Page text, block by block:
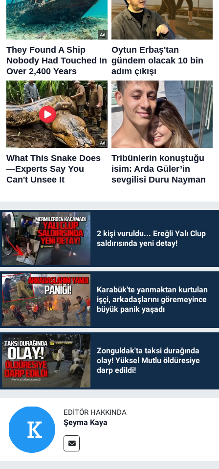
2 kişi vuruldu... Ereğli Yalı Clup
saldırısında yeni detay!
Karabük'te yanmaktan kurtulan
işçi, arkadaşlarını göremeyince
büyük panik yaşadı
Zonguldak'ta taksi durağında
olay! Yüksel Mutlu öldüresiye
darp edildi!
EDITÖR HAKKINDA
Şeyma Kaya